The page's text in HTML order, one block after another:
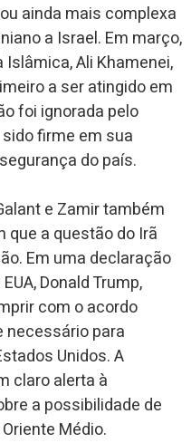
ainda mais complexa
a Israel. Em março,
Ali Khamenei,
a ser atingido em
foi ignorada pelo
firme em sua
do país.
e Zamir também
que a questão do Irã
Em uma declaração
Donald Trump,
com o acordo
necessário para
Unidos. A
claro alerta à
a possibilidade de
Médio.